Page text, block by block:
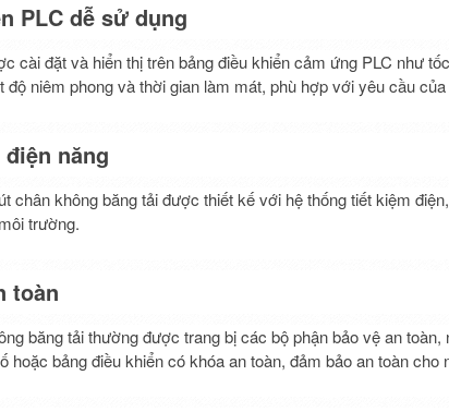
PLC dễ sử dụng
cài đặt và hiển thị trên bảng điều khiển cảm ứng PLC như
độ niêm phong và thời gian làm mát, phù hợp với yêu cầu
năng
chân không băng tải được thiết kế với hệ thống tiết kiệm
trường.
toàn
băng tải thường được trang bị các bộ phận bảo vệ an
hoặc bảng điều khiển có khóa an toàn, đảm bảo an toàn cho